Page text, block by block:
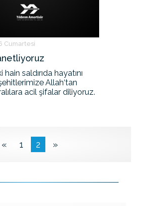
Cumartesi
hain saldırıda hayatını
Allah‘tan
acil şifalar diliyoruz.
« 1 2 »